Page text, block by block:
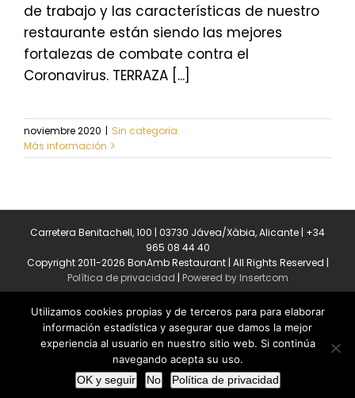
de trabajo y las características de nuestro
restaurante están siendo las mejores
fortalezas de combate contra el
Coronavirus. TERRAZA [...]
noviembre 2020 | Sin categoria
Más información
Carretera Benitachell, 100 | 03730 Jávea/Xàbia, Alicante | +34
965 08 44 40
Copyright 2011-2026 BonAmb Restaurant | All Rights Reserved |
Política de privacidad | Powered by Insertcom
Facebook
YouTubeInstagram
MyBusiness
Utilizamos cookies propias y de terceros para para elaborar
información estadística y asegurar que damos la mejor
experiencia al usuario en nuestro sitio web. Si continúa
navegando acepta su uso.
OK y seguir
No Política de privacidad